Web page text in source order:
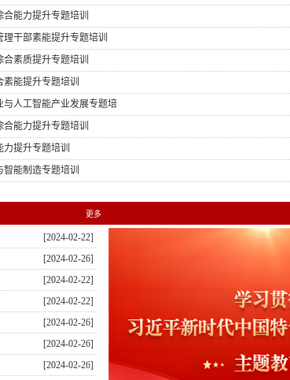
合能力提升专题培训
理干部素能提升专题培训
合素质提升专题培训
素能提升专题培训
与人工智能产业发展专题培
合能力提升专题培训
力提升专题培训
智能制造专题培训
更多
[2024-02-22]
[2024-02-26]
[2024-02-22]
[2024-02-22]
[2024-02-26]
[2024-02-26]
[2024-02-26]